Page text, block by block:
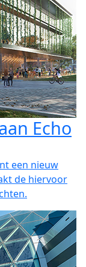
Echo
een nieuw
de hiervoor